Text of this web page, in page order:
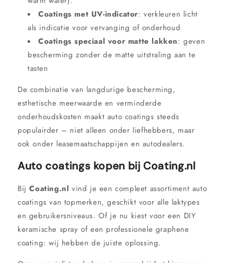
Coatings met UV-indicator: verkleuren licht
als indicatie voor vervanging of onderhoud
Coatings speciaal voor matte lakken: geven
bescherming zonder de matte uitstraling aan te
tasten
De combinatie van langdurige bescherming,
esthetische meerwaarde en verminderde
onderhoudskosten maakt auto coatings steeds
populairder – niet alleen onder liefhebbers, maar
ook onder leasemaatschappijen en autodealers.
Auto coatings kopen bij Coating.nl
BijCoating.nl vind je een compleet assortiment auto
coatings van topmerken, geschikt voor alle laktypes
en gebruikersniveaus. Of je nu kiest voor een DIY
keramische spray of een professionele graphene
coating: wij hebben de juiste oplossing.